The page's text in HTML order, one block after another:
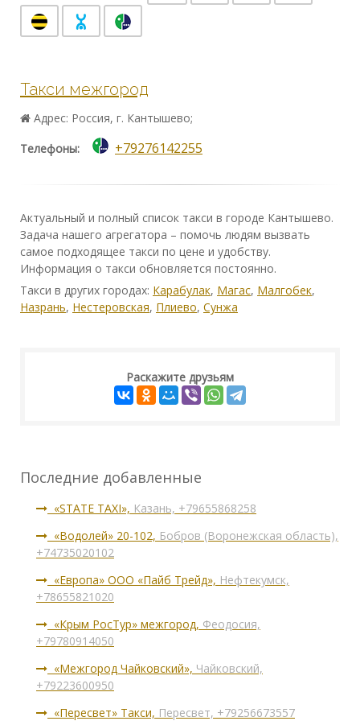
Такси межгород
Адрес: Россия, г. Кантышево;
Телефоны: +79276142255
Актуальный и полный список такси в городе Кантышево.
Задача нашего агрегатора – помочь людям вызвать
самое подходящее такси по цене и удобству.
Информация о такси обновляется постоянно.
Такси в других городах: Карабулак, Магас, Малгобек,
Назрань, Нестеровская, Плиево, Сунжа
Раскажите друзьям
Последние добавленные
«STATE TAXI», Казань, +79655868258
«Водолей» 20-102, Бобров (Воронежская область),
+74735020102
«Европа» ООО «Пайб Трейд», Нефтекумск,
+78655821020
«Крым РосТур» межгород, Феодосия,
+79780914050
«Межгород Чайковский», Чайковский,
+79223600950
«Пересвет» Такси, Пересвет, +79256673557